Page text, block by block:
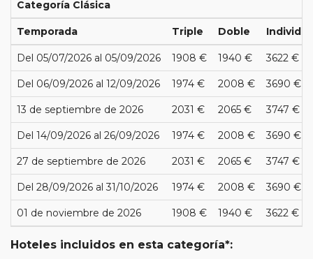
Categoría Clásica
Temporada Triple Doble
Del 05/07/2026 al 05/09/2026 1908 € 1940 € 3622 €
Del 06/09/2026 al 12/09/2026 1974 € 2008 € 3690 €
13 de septiembre de 2026 2031 € 2065 € 3747 €
Del 14/09/2026 al 26/09/2026 1974 € 2008 € 3690 €
27 de septiembre de 2026 2031 € 2065 € 3747 €
Del 28/09/2026 al 31/10/2026 1974 € 2008 € 3690 €
01 de noviembre de 2026 1908 € 1940 € 3622 €
Hoteles incluidos en esta categoría*: